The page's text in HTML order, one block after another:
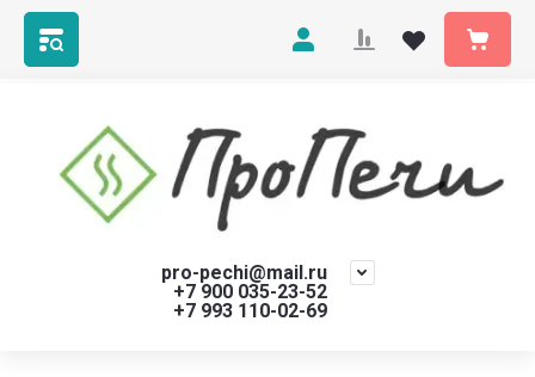
pro-pechi@mail.ru
+7 900 035-23-52
+7 993 110-02-69